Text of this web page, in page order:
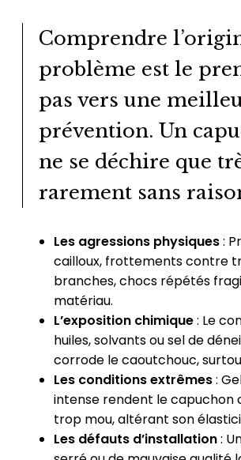
Comprendre
problème est le
pas vers une
prévention. Un
ne se déchire que
rarement sans
Les agressions physiques:
cailloux, frottements contre
branches, chocs répétés
matériau.
L’exposition chimique: Le
huiles, solvants ou sel de
corrode le caoutchouc,
Les conditions extrêmes:
intense rendent le capuchon
trop mou, altérant son
Les défauts d’installation: